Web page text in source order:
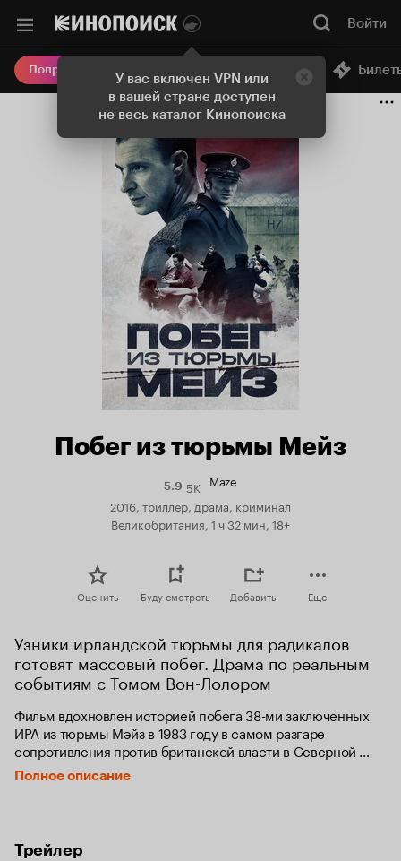
У вас включен VPN или
в вашей стране доступен
не весь каталог Кинопоиска
Войти
Попробовать Плюс Онлайн-кинотеатр
Побег из тюрьмы Мейз
5.9Рейтинг
5.9
5K Maze
2016, триллер, драма, криминал
Великобритания, 1 ч 32 мин, 18+
Оценить Буду смотреть Добавить Еще
Узники ирландской тюрьмы для радикалов
готовят массовый побег. Драма по реальным
событиям с Томом Вон-Лолором
Фильм вдохновлен историей побега 38-ми заключенных
ИРА из тюрьмы Мэйз в 1983 году в самом разгаре
сопротивления против британской власти в Северной
Ирландии. Это был крупнейший побег со времен Второй
Мировой из одной из самых хорошо охраняемых тюрем
Полное описание
Трейлер